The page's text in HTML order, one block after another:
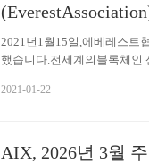
2021년1월15일,에베레스트
했습니다.전세계의블록체인
위해 한데모였습니다.참가자
(YangBin) 은아랍에미리트
2021-01-22
AIX, 2026년 3월